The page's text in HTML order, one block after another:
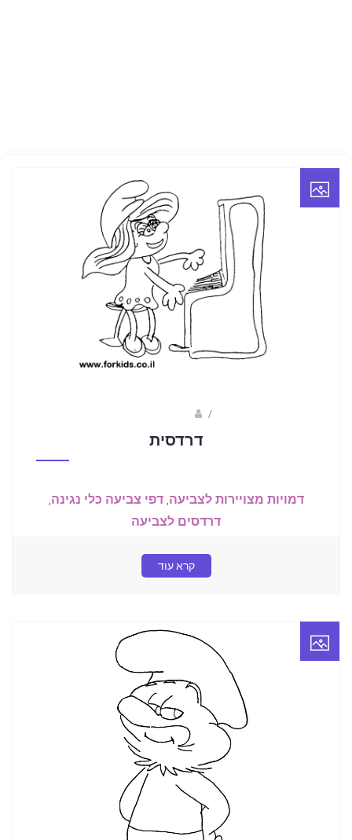
/
דרדסית
דמויות מצויירות לצביעה,דפי צביעה כלי נגינה,
דרדסים לצביעה
קרא עוד